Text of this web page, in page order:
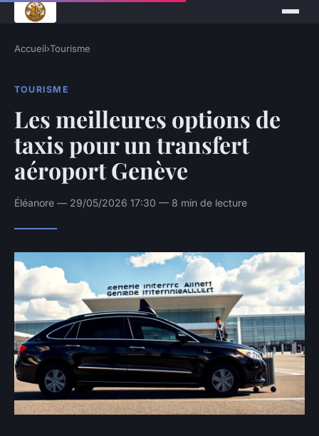
Accueil›Tourisme
TOURISME
Les meilleures options de
taxis pour un transfert
aéroport Genève
Éléanore — 29/05/2026 17:30 — 8 min de lecture